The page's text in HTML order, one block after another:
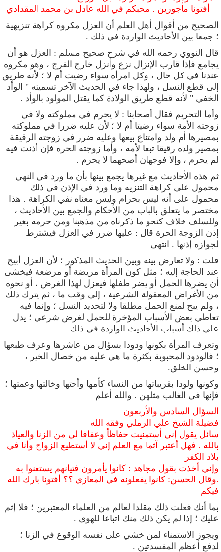
أفتونا مأجورين . محبكم في الله عادل بن محمد المقدادي
الصحيح من أقوال أهل العلم أن العزل مكروه كراهة تنزيهية
؛ جمعا بين الأحاديث الواردة في ذلك .
قال النووي رحمه الله في شرح صحيح مسلم : العزل هو أن
يجامع فإذا قارب الإنزال نزع وأنزل خارج الفرج ، وهو مكروه
عندنا في كل حال ، وكل امرأة سواء رضيت أم لا ؛ لأنه طريق
إلى قطع النسل ، ولهذا جاء في الحديث الآخر تسميته " الوأد
الخفي " لأنه قطع طريق الولادة كما يقتل المولود بالوأد .
وأما التحريم فقال أصحابنا : لا يحرم في مملوكته ولا في
زوجته الأمة سواء رضيتا أم لا ؛ لأن عليه ضررا في مملوكته
بمصيرها أم ولد وامتناع بيعها وعليه ضرر في زوجته الرقيقة
بمصير ولده رقيقا تبعا لأمه ، وأما زوجته الحرة فإن أذنت فيه
لم يحرم ، وإلا فوجهان أصحهما لا يحرم .
ثم هذه الأحاديث مع غيرها يجمع بينها بأن ما ورد في النهي
محمول على كراهة التنزيه وما ورد في الإذن في ذلك
محمول على أنه ليس بحرام وليس معناه نفي الكراهة . هذا
مختصر ما يتعلق بالباب من الأحكام والجمع بين الأحاديث ،
وللسلف خلاف كنحو ما ذكرناه من مذهبنا ومن حرمه بغير
إذن الزوجة الحرة قال : عليها ضرر في العزل فيشترط
لجوازه إذنها . انتهى
قلت : ولا تعارض بينه وبين الحديث المذكور ؛ لأن العزل أبيح
عند الحاجة إليه ؛ مثل كون المرأة مريضة أو مرضعة فيخشى
أن يضرها الحمل أو يضر طفلها فيعزل لهذا الغرض ، أو نحوه
من الأغراض المعقولة الشرعية ، إلى وقت ما ، ثم يترك ذلك
، ولم يبح لمنع الحمل مطلقا ولا لتحديد النسل ؛ وإنما فيه
تعاطي بعض الأسباب المؤخرة للحمل لغرض شرعي ؛ يدل
على ذلك أسباب الأحاديث الواردة في ذلك .
وتعرف المرأة بكونها ودودا بسؤال من عاشرها وعرف طبعها
؛ فالودود المحبوبة بكثرة ما هي عليه من خصال الخير ،
وحسن الخلق.
وكونها ولودا بقريباتها من النساء كأمها وأختها وخالتها وعمتها ؛
فإنها في الغالب مثلهن . والله أعلم
السؤال السادس والأربعون
فضيلة الشيخ علي الرملي وفقه الله
سائل يقول إني أستمنيت حفاظاً وعفافا لي من الزنا والعياذ
بالله . فهل أعتبر آثما مع العلم إني لا أستطيع الزواج وأنا في
بلاد الكفر
وإني أخذت بقول مجاهد : كانوا يأمرون فتيانهم يستغنوا به
.وقال الحسن: كانوا يفعلونه في المغازي ؟؟ أفتونا بارك الله
فيكم
بما أنك فعلت ذلك مقلدا لعالم من العلماء المعتبرين ؛ فلا إثم
عليك ؛ إذا لم يكن ذلك منك اتباعا للهوى .
ويجوز الاستمناء لمن خشي على نفسه الوقوع في الزنا ؛
لدفع أعظم المفسدتين .